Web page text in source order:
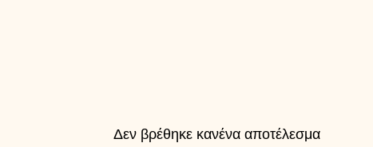
Δεν βρέθηκε κανένα αποτέλεσμα